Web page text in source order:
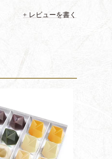
レビューを書く